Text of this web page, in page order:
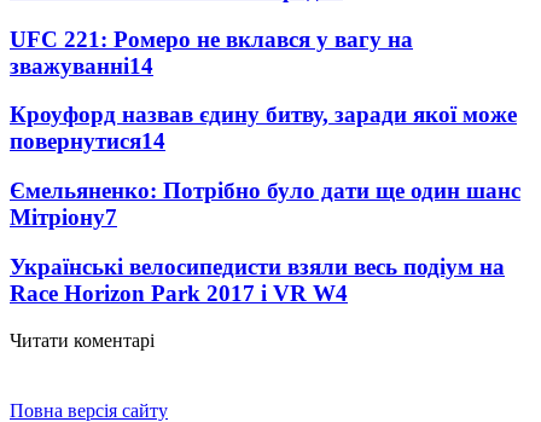
UFC 221: Ромеро не вклався у вагу на
зважуванні14
Кроуфорд назвав єдину битву, заради якої може
повернутися14
Ємельяненко: Потрібно було дати ще один шанс
Мітріону7
Українські велосипедисти взяли весь подіум на
Race Horizon Park 2017 і VR W4
Читати коментарі
Повна версія сайту